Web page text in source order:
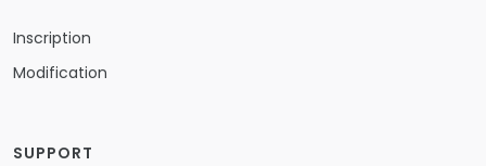
Inscription
Modification
SUPPORT